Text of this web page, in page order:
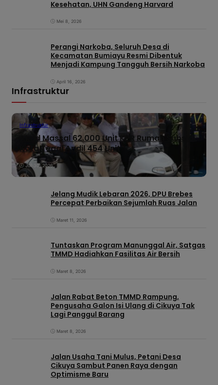
Kesehatan, UHN Gandeng Harvard
Mei 8, 2026
Perangi Narkoba, Seluruh Desa di
Kecamatan Bumiayu Resmi Dibentuk
Menjadi Kampung Tangguh Bersih Narkoba
April 16, 2026
Infrastruktur
Infrastruktur
Akad Massal 62.000 Unit KPR Rumah Subsidi,
Kota Tegal Andil 454 Unit
Juli 30, 2026
Jelang Mudik Lebaran 2026, DPU Brebes
Percepat Perbaikan Sejumlah Ruas Jalan
Maret 11, 2026
Tuntaskan Program Manunggal Air, Satgas
TMMD Hadiahkan Fasilitas Air Bersih
Maret 8, 2026
Jalan Rabat Beton TMMD Rampung,
Pengusaha Galon Isi Ulang di Cikuya Tak
Lagi Panggul Barang
Maret 8, 2026
Jalan Usaha Tani Mulus, Petani Desa
Cikuya Sambut Panen Raya dengan
Optimisme Baru